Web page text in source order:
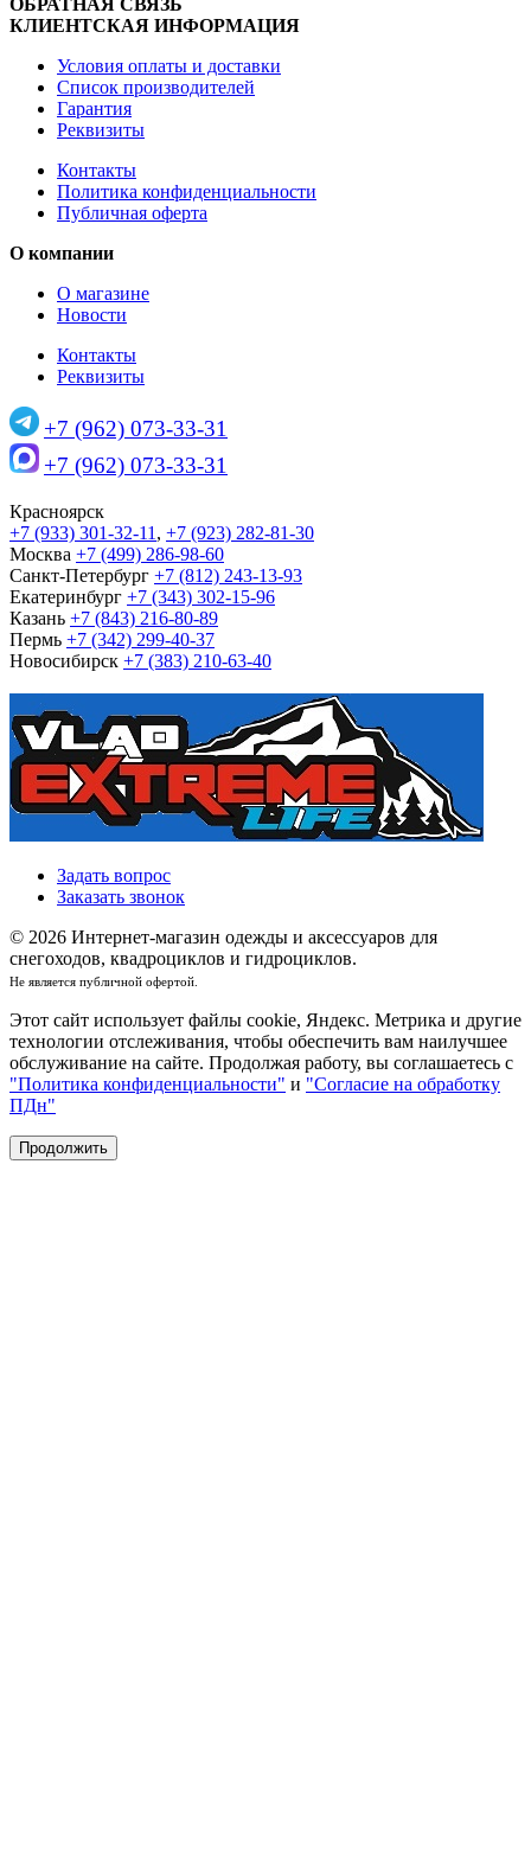
КЛИЕНТСКАЯ ИНФОРМАЦИЯ
Условия оплаты и доставки
Список производителей
Гарантия
Реквизиты
Контакты
Политика конфиденциальности
Публичная оферта
О компании
О магазине
Новости
Контакты
Реквизиты
+7 (962) 073-33-31
+7 (962) 073-33-31
Красноярск
+7 (933) 301-32-11 , +7 (923) 282-81-30
Москва +7 (499) 286-98-60
Санкт-Петербург +7 (812) 243-13-93
Екатеринбург +7 (343) 302-15-96
Казань +7 (843) 216-80-89
Пермь +7 (342) 299-40-37
Новосибирск +7 (383) 210-63-40
Задать вопрос
Заказать звонок
© 2026 Интернет-магазин одежды и аксессуаров для
снегоходов, квадроциклов и гидроциклов.
Не является публичной офертой.
Этот сайт использует файлы cookie, Яндекс. Метрика и другие
технологии отслеживания, чтобы обеспечить вам наилучшее
обслуживание на сайте. Продолжая работу, вы соглашаетесь с
"Политика конфиденциальности" и "Согласие на обработку
ПДн"
Продолжить